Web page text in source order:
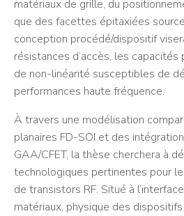
matériaux de grille, du
que des facettes épitaxiées
conception procédé/dispositif
résistances d’accès, les
de non-linéarité susceptibles de
performances haute fréquence.
À travers une modélisation
planaires FD-SOI et des
GAA/CFET, la thèse cherchera à
technologiques pertinentes pour
de transistors RF. Situé à
matériaux, physique des